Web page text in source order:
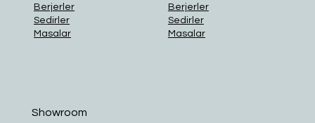
Showroom
Berjerler
Sedirler
Masalar
Berjerler
Sedirler
Masalar